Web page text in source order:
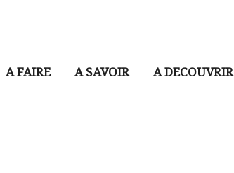
A FAIRE A SAVOIR A DECOUVRIR